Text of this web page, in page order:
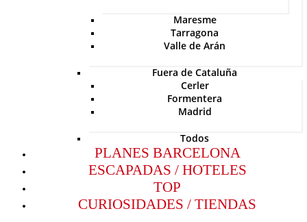
Maresme
Tarragona
Valle de Arán
Fuera de Cataluña
Cerler
Formentera
Madrid
Todos
PLANES BARCELONA
ESCAPADAS / HOTELES
TOP
CURIOSIDADES / TIENDAS